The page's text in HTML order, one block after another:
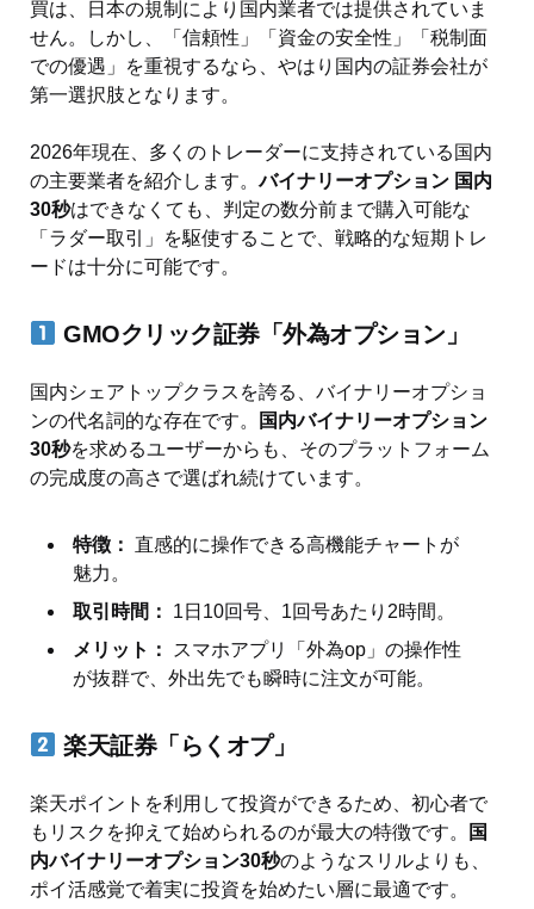
買は、日本の規制により国内業者では提供されていま
せん。しかし、「信頼性」「資金の安全性」「税制面
での優遇」を重視するなら、やはり国内の証券会社が
第一選択肢となります。
2026年現在、多くのトレーダーに支持されている国内
の主要業者を紹介します。バイナリーオプション 国内
30秒はできなくても、判定の数分前まで購入可能な
「ラダー取引」を駆使することで、戦略的な短期トレ
ードは十分に可能です。
GMOクリック証券「外為オプション」
国内シェアトップクラスを誇る、バイナリーオプショ
ンの代名詞的な存在です。
国内バイナリーオプション
30秒を求めるユーザーからも、そのプラットフォーム
の完成度の高さで選ばれ続けています。
特徴： 直感的に操作できる高機能チャートが
魅力。
取引時間：
1日10回号、1回号あたり2時間。
メリット：
スマホアプリ「外為op」の操作性
が抜群で、外出先でも瞬時に注文が可能。
楽天証券「らくオプ」
楽天ポイントを利用して投資ができるため、初心者で
もリスクを抑えて始められるのが最大の特徴です。
国
内バイナリーオプション30秒のようなスリルよりも、
ポイ活感覚で着実に投資を始めたい層に最適です。